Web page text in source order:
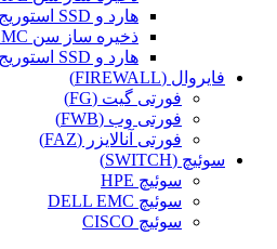
هارد و SSD استوریج HPE
ذخیره ساز سن DELL EMC
هارد و SSD استوریج DELL EMC
فایروال (FIREWALL)
فورتی گیت (FG)
فورتی وب (FWB)
فورتی آنالایزر (FAZ)
سوئیچ (SWITCH)
سوئیچ HPE
سوئیچ DELL EMC
سوئیچ CISCO